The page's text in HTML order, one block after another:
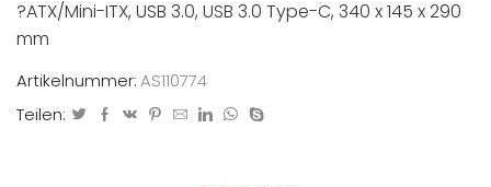
?ATX/Mini-ITX, USB 3.0, USB 3.0 Type-C, 340 x 145 x 290
mm
Artikelnummer:AS110774
Teilen: